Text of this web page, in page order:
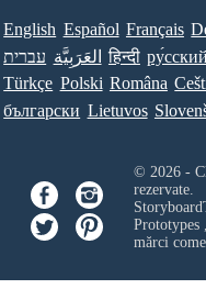
English Español Français
עברית العَرَبِيَّة हिन्दी
Türkçe Polski Româna
български Lietuvos
© 2026 -
rezervate.
mărci